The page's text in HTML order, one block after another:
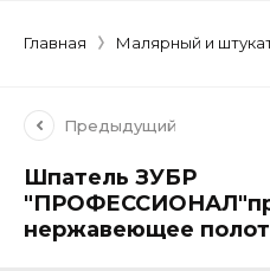
Главная Малярный и
Предыдущий
Шпатель ЗУБР
нержавеющее